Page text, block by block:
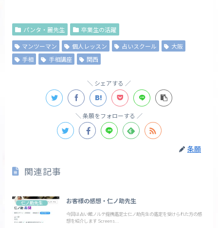
パンタ・麗先生 卒業生の活躍
マンツーマン 個人レッスン 占いスクール
大阪
手相
手相講座 関西
シェアする
条願をフォローする
条願
関連記事
仁ノ助先生 お客様の感想・仁ノ助先生
今回は占い館ノルテ提携鑑定士仁ノ助先生の鑑定を受けられた方の感
想を紹介します Screens...